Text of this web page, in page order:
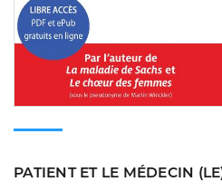
PATIENT ET LE MÉDECIN